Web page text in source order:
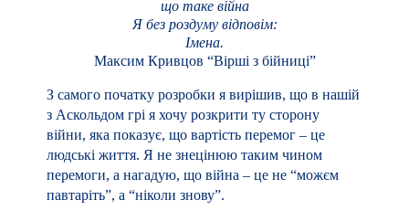
що таке війна
Я без роздуму відповім:
Імена.
Максим Кривцов “Вірші з бійниці”
З самого початку розробки я вирішив, що в нашій
з Аскольдом грі я хочу розкрити ту сторону
війни, яка показує, що вартість перемог – це
людські життя. Я не знецінюю таким чином
перемоги, а нагадую, що війна – це не “можєм
павтаріть”, а “ніколи знову”.